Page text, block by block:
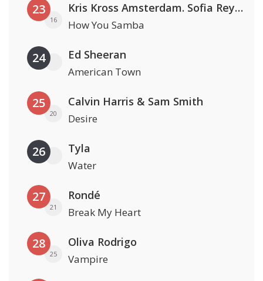
23
16
Kris Kross Amsterdam. Sofia Reyes & Tinie Tempah
How You Samba
24 Ed Sheeran
American Town
25
20
Calvin Harris & Sam Smith
Desire
26 Tyla
Water
27
21
Rondé
Break My Heart
28
25
Oliva Rodrigo
Vampire